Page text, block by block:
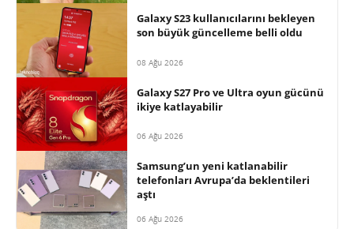
Galaxy S23 kullanıcılarını bekleyen
son büyük güncelleme belli oldu
08 Ağu 2026
Galaxy S27 Pro ve Ultra oyun gücünü
ikiye katlayabilir
06 Ağu 2026
Samsung’un yeni katlanabilir
telefonları Avrupa’da beklentileri
aştı
06 Ağu 2026